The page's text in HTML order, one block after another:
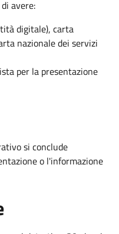
avere:
digitale), carta
nazionale dei servizi
per la presentazione
si conclude
o l'informazione